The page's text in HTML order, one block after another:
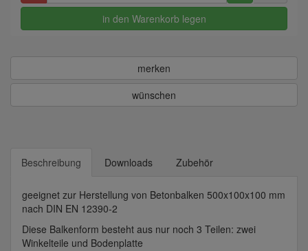
in den Warenkorb legen
merken
wünschen
Beschreibung Downloads Zubehör
geeignet zur Herstellung von Betonbalken 500x100x100 mm
nach DIN EN 12390-2
Diese Balkenform besteht aus nur noch 3 Teilen: zwei
Winkelteile und Bodenplatte